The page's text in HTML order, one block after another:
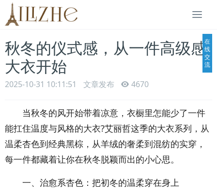
秋冬的仪式感，从一件高级感
大衣开始
2025-10-31 10:11:51 文章发布 4670
当秋冬的风开始带着凉意，衣橱里怎能少了一件
能扛住温度与风格的大衣?艾丽哲这季的大衣系列，从
温柔杏色到经典黑棕，从羊绒的奢柔到混纺的实穿，
每一件都藏着让你在秋冬脱颖而出的小心思。
一、治愈系杏色：把初冬的温柔穿在身上
在
线
交
流